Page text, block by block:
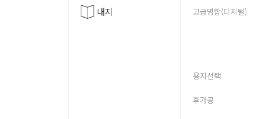
내지 고급명함(디지털)
용지선택
후가공